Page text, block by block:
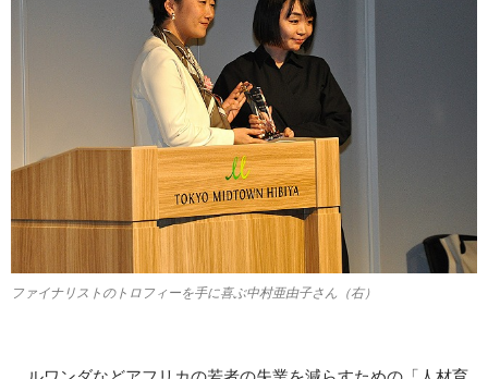
ファイナリストのトロフィーを手に喜ぶ中村亜由子さん（右）